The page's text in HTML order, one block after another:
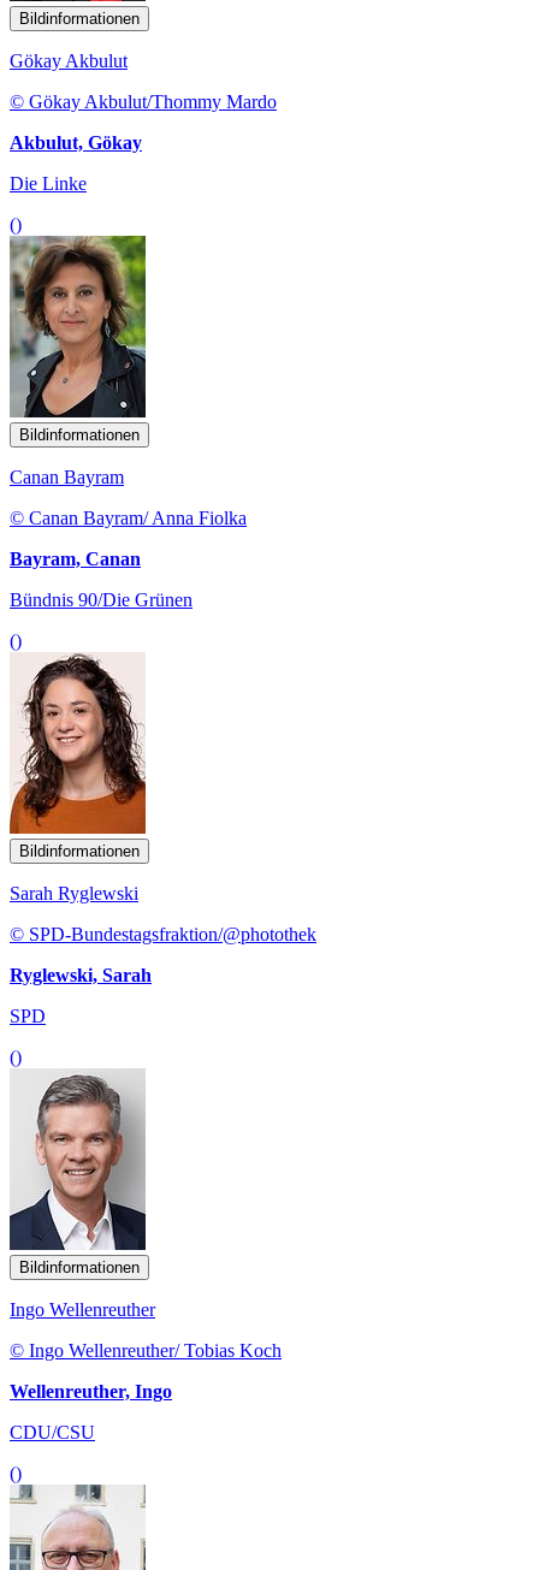
Bildinformationen
Gökay Akbulut
© Gökay Akbulut/Thommy Mardo
Akbulut, Gökay
Die Linke
()
Bildinformationen
Canan Bayram
© Canan Bayram/ Anna Fiolka
Bayram, Canan
Bündnis 90/Die Grünen
()
Bildinformationen
Sarah Ryglewski
© SPD-Bundestagsfraktion/@photothek
Ryglewski, Sarah
SPD
()
Bildinformationen
Ingo Wellenreuther
© Ingo Wellenreuther/ Tobias Koch
Wellenreuther, Ingo
CDU/CSU
()